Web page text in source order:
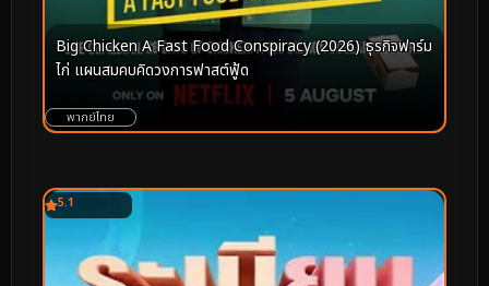
Big Chicken A Fast Food Conspiracy (2026) ธุรกิจฟาร์ม
ไก่ แผนสมคบคิดวงการฟาสต์ฟู้ด
พากย์ไทย
5.1